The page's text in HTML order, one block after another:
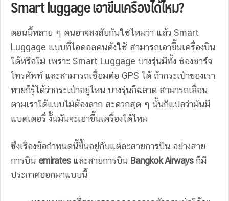
Smart luggage เอาขึ้นเครื่องได้ไหม?
ตอนนี้หลาย ๆ คนอาจสงสัยกันใช่ไหมว่า แล้ว Smart
Luggage แบบที่ไอดอลคนดังใช้ สามารถเอาขึ้นเครื่องบิน
ได้หรือไม่ เพราะ Smart Luggage บางรุ่นมีทั้ง ช่องชาร์จ
โทรศัพท์ และสามารถเชื่อมต่อ GPS ได้ ถ้ากระเป๋าของเรา
หายก็รู้ได้ว่ากระเป๋าอยู่ไหน บางรุ่นก็ฉลาด สามารถเลื่อน
ตามเราได้แบบไม่ต้องลาก สะดวกสุด ๆ นั้นก็แปลว่ามันมี
แบตเตอรี่ งั้นมันจะเอาขึ้นเครื่องได้ไหม
ซึ่งเรื่องข้อกำหนดนี้ขึ้นอยู่กับแต่ละสายการบิน อย่างสาย
การบิน emiratesและสายการบิน Bangkok Airwaysก็มี
ประกาศออกมาแบบนี้